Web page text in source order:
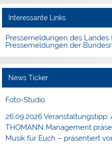
Interessante Links
Pressemeldungen des Landes
Pressemeldungen der
News Ticker
Foto-Studio
26.09.2026 Veranstaltungstipp:
THOMANN Management
Musik für Euch – präsentiert